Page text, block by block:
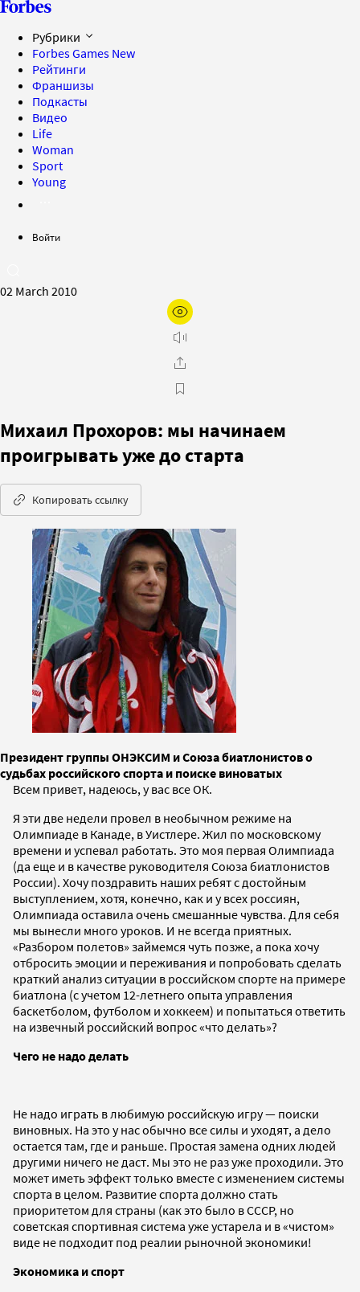
Рубрики
Forbes Games New
Рейтинги
Франшизы
Подкасты
Видео
Life
Woman
Sport
Young
Войти
02 March 2010
Михаил Прохоров: мы начинаем
проигрывать уже до старта
Копировать ссылку
Президент группы ОНЭКСИМ и Союза биатлонистов о
судьбах российского спорта и поиске виноватых
Всем привет, надеюсь, у вас все ОК.
Я эти две недели провел в необычном режиме на
Олимпиаде в Канаде, в Уистлере. Жил по московскому
времени и успевал работать. Это моя первая Олимпиада
(да еще и в качестве руководителя Союза биатлонистов
России). Хочу поздравить наших ребят с достойным
выступлением, хотя, конечно, как и у всех россиян,
Олимпиада оставила очень смешанные чувства. Для себя
мы вынесли много уроков. И не всегда приятных.
«Разбором полетов» займемся чуть позже, а пока хочу
отбросить эмоции и переживания и попробовать сделать
краткий анализ ситуации в российском спорте на примере
биатлона (с учетом 12-летнего опыта управления
баскетболом, футболом и хоккеем) и попытаться ответить
на извечный российский вопрос «что делать»?
Чего не надо делать
Не надо играть в любимую российскую игру — поиски
виновных. На это у нас обычно все силы и уходят, а дело
остается там, где и раньше. Простая замена одних людей
другими ничего не даст. Мы это не раз уже проходили. Это
может иметь эффект только вместе с изменением системы
спорта в целом. Развитие спорта должно стать
приоритетом для страны (как это было в СССР, но
советская спортивная система уже устарела и в «чистом»
виде не подходит под реалии рыночной экономики!
Экономика и спорт